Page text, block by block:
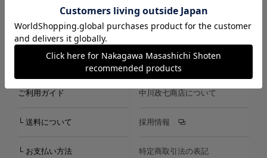
LINE Instagram X Facebook メールマガジン
ご利用ガイド
└ 送料について
└ お支払い方法
中川政七商店について
採用情報
特定商取引法の表記